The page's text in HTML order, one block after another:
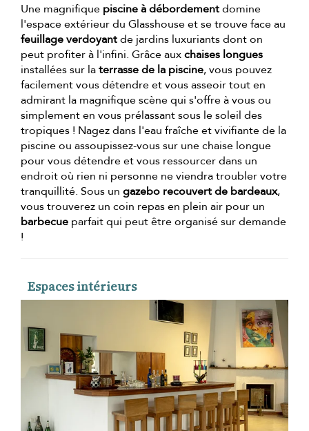
Une magnifique piscine à débordementdomine
l'espace extérieur du Glasshouse et se trouve face au
feuillage verdoyantde jardins luxuriants dont on
peut profiter à l'infini. Grâce auxchaises longues
installées sur laterrasse de la piscine, vous pouvez
facilement vous détendre et vous asseoir tout en
admirant la magnifique scène qui s'offre à vous ou
simplement en vous prélassant sous le soleil des
tropiques ! Nagez dans l'eau fraîche et vivifiante de la
piscine ou assoupissez-vous sur une chaise longue
pour vous détendre et vous ressourcer dans un
endroit où rien ni personne ne viendra troubler votre
tranquillité. Sous un gazebo recouvert de bardeaux,
vous trouverez un coin repas en plein air pour un
barbecue parfait qui peut être organisé sur demande
!
Espaces intérieurs